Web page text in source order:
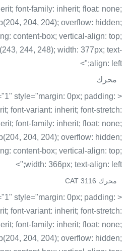
font-family: inherit; float: none;
204, 204); overflow: hidden;
content-box; vertical-align: top;
244, 248); width: 377px; text-
align: left;">
محرك
style="margin: 0px; padding:
font-variant: inherit; font-stretch:
font-family: inherit; float: none;
204, 204); overflow: hidden;
content-box; vertical-align: top;
width: 366px; text-align: left;">
محرك CAT 3116
style="margin: 0px; padding:
font-variant: inherit; font-stretch:
font-family: inherit; float: none;
204, 204); overflow: hidden;